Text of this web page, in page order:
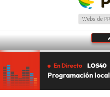
En Directo LOS40
Programación local